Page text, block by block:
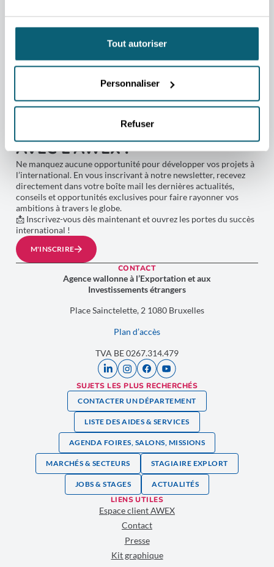
Tout autoriser
Personnaliser
Refuser
RESTEZ CONNECTÉ AU MONDE
AVEC L'AWEX !
Ne manquez aucune opportunité pour développer vos projets à
l’international. En vous inscrivant à notre newsletter, recevez
directement dans votre boîte mail les dernières actualités,
conseils et opportunités exclusives pour faire rayonner vos
ambitions à travers le globe.
📩 Inscrivez-vous dès maintenant et ouvrez les portes du succès
international !
M'INSCRIRE
CONTACT
Agence wallonne à l’Exportation et aux
Investissements étrangers
Place Sainctelette, 2 1080 Bruxelles
Plan d’accès
TVA BE 0267.314.479
SUJETS LES PLUS RECHERCHÉS
CONTACTER UN DÉPARTEMENT
LISTE DES AIDES & SERVICES
AGENDA FOIRES, SALONS, MISSIONS
MARCHÉS & SECTEURS STAGIAIRE EXPLORT
JOBS & STAGES ACTUALITÉS
LIENS UTILES
Espace client AWEX
Contact
Presse
Kit graphique